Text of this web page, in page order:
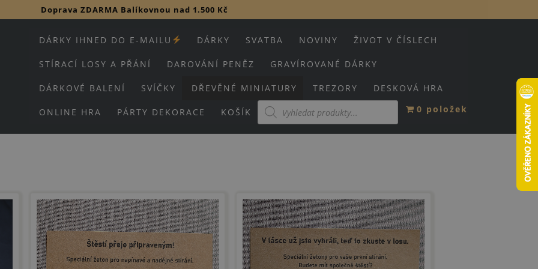
Doprava ZDARMA Balíkovnou nad 1.500 Kč
DÁRKY IHNED DO E-MAILU DÁRKY SVATBA NOVINY ŽIVOT V ČÍSLECH
STÍRACÍ LOSY A PŘÁNÍ DAROVÁNÍ PENĚZ GRAVÍROVANÉ DÁRKY
DÁRKOVÉ BALENÍ SVÍČKY DŘEVĚNÉ MINIATURY TREZORY DESKOVÁ HRA
ONLINE HRA PÁRTY DEKORACE KOŠÍK
Products
search 0 položek